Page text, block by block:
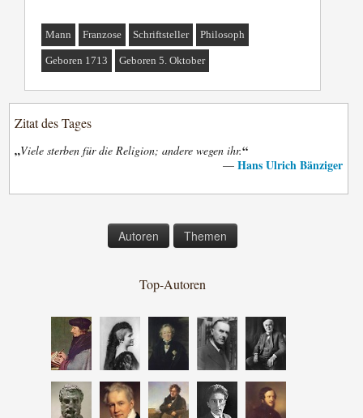
Mann Franzose Schriftsteller Philosoph
Geboren 1713 Geboren 5. Oktober
Zitat des Tages
„Viele sterben für die Religion; andere wegen ihr.“
— Hans Ulrich Bänziger
Autoren Themen
Top-Autoren